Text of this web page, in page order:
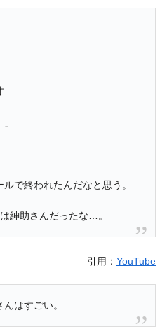
で終われたんだなと思う。
紳助さんだったな…。
引用： YouTube
はすごい。